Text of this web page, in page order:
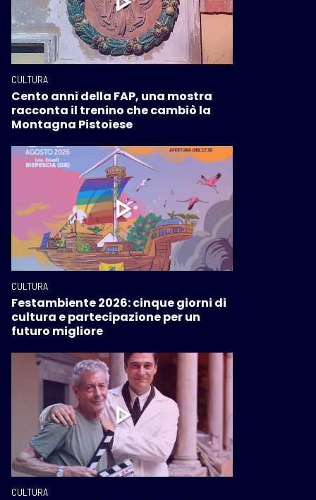
CULTURA
Cento anni della FAP, una mostra
racconta il trenino che cambiò la
Montagna Pistoiese
CULTURA
Festambiente 2026: cinque giorni di
cultura e partecipazione per un
futuro migliore
CULTURA